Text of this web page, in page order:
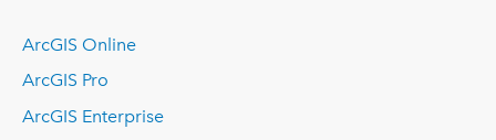
ArcGIS Online
ArcGIS Pro
ArcGIS Enterprise